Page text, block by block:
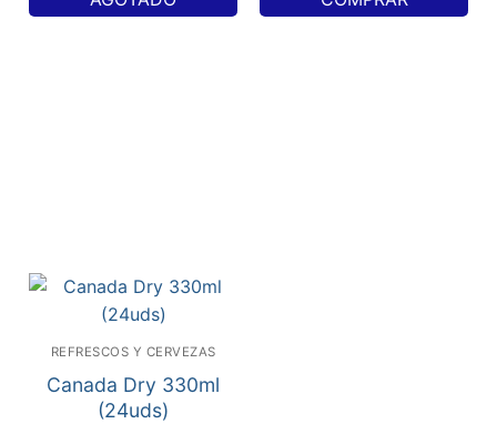
REFRESCOS Y CERVEZAS
Canada Dry 330ml
(24uds)